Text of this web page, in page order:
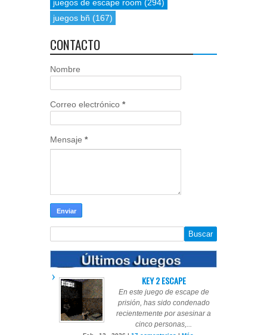
juegos de escape room (294)
juegos bñ (167)
CONTACTO
Nombre
Correo electrónico *
Mensaje *
KEY 2 ESCAPE
En este juego de escape de
prisión, has sido condenado
recientemente por asesinar a
cinco personas,...